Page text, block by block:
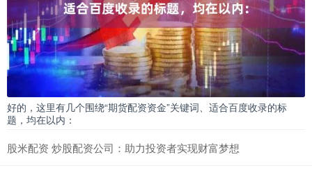
好的，这里有几个围绕“期货配资资金”关键词、适合百度收录的标
题，均在以内：
股米配资 炒股配资公司：助力投资者实现财富梦想